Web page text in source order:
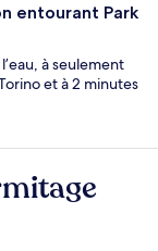
entourant Park
à seulement
et à 2 minutes